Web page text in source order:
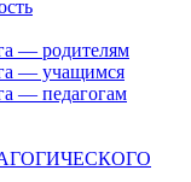
— родителям
— учащимся
— педагогам